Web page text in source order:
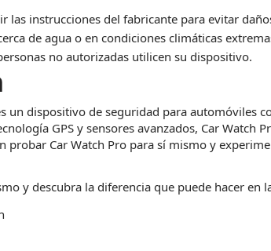
las instrucciones del fabricante para evitar
de agua o en condiciones climáticas
no autorizadas utilicen su dispositivo.
un dispositivo de seguridad para automóviles
GPS y sensores avanzados, Car Watch
probar Car Watch Pro para sí mismo y
y descubra la diferencia que puede hacer en